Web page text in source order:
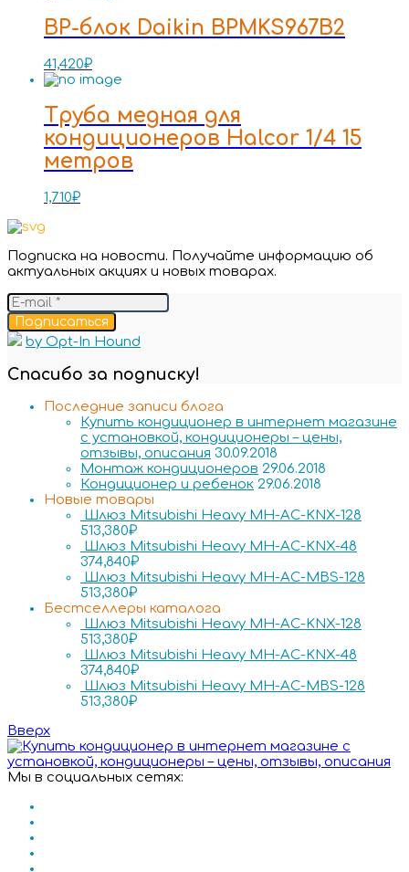
BP-блок Daikin BPMKS967B2
41,420₽
Труба медная для
кондиционеров Halcor 1/4 15
метров
1,710₽
Подписка на новости. Получайте информацию об
актуальных акциях и новых товарах.
Подписаться
by Opt-In Hound
Спасибо за подписку!
Последние записи блога
Купить кондиционер в интернет магазине
с установкой, кондиционеры – цены,
отзывы, описания 30.09.2018
Монтаж кондиционеров 29.06.2018
Кондиционер и ребенок 29.06.2018
Новые товары
Шлюз Mitsubishi Heavy MH-AC-KNX-128
513,380₽
Шлюз Mitsubishi Heavy MH-AC-KNX-48
374,840₽
Шлюз Mitsubishi Heavy MH-AC-MBS-128
513,380₽
Бестселлеры каталога
Шлюз Mitsubishi Heavy MH-AC-KNX-128
513,380₽
Шлюз Mitsubishi Heavy MH-AC-KNX-48
374,840₽
Шлюз Mitsubishi Heavy MH-AC-MBS-128
513,380₽
Вверх
Мы в социальных сетях: